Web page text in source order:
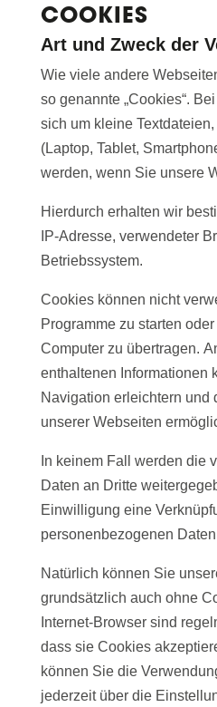
COOKIES
Art und Zweck der
Wie viele andere
so genannte „Cookies“.
sich um kleine
(Laptop, Tablet,
werden, wenn Sie unsere
Hierdurch erhalten wir
IP-Adresse, verwendeter
Betriebssystem.
Cookies können nicht
Programme zu starten
Computer zu übertragen.
enthaltenen Informationen
Navigation erleichtern und
unserer Webseiten
In keinem Fall werden die
Daten an Dritte
Einwilligung eine
personenbezogenen
Natürlich können Sie
grundsätzlich auch ohne
Internet-Browser sind
dass sie Cookies
können Sie die
jederzeit über die